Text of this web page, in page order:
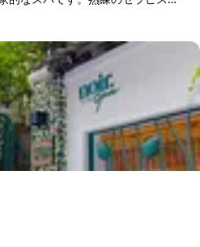
新のリラクゼーション技術を組